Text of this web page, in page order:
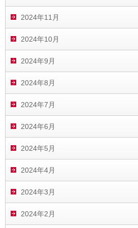
2024年11月
2024年10月
2024年9月
2024年8月
2024年7月
2024年6月
2024年5月
2024年4月
2024年3月
2024年2月